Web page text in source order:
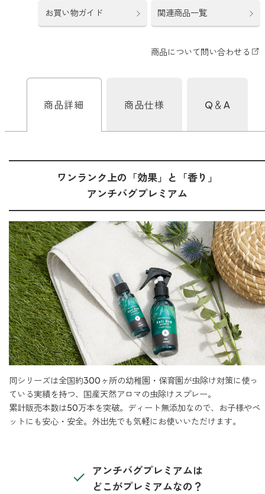
イーミスト
アロミック・フィット
どこでも
アロミック・フロー
スリープブロック
虫除け
アンチバグプレミアム
アンチダニー
アロミックデオ
(シトラスミント)
アロミックデオ
(冷寒)
ストレケアアロマ
エッセンシャルミスト
法人のお客様
フランチャイズ募集
0120-201-074
＊通話料無料
＊受付：平日10:00～17:00(土日祝定休)
＊長期休業については
をご確認ください
お問い合わせ
お問い合わせいただく前に一度、「よくある質問」をご確認くださ
い。
よくあるご質問、お問い合わせ
お買い物ガイド 関連商品一覧
商品詳細 商品仕様 Q＆A
ワンランク上の「効果」と「香り」
アンチバグプレミアム
同シリーズは全国約300ヶ所の幼稚園・保育園が虫除け対策に使っ
ている実績を持つ、国産天然アロマの虫除けスプレー。
累計販売本数は50万本を突破。ディート無添加なので、お子様やペ
ットにも安心・安全。外出先でも気軽にお使いいただけます。
アンチバグプレミアムは
どこがプレミアムなの？